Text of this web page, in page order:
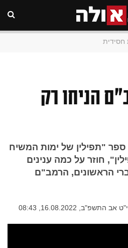
חסידית
הניחו רק
ספר "תפילין של ימות המשיח
חוזר על כמה ענינים
הראשונים, הרמב"ם
י"ט אב התשפ"ב, 16.08.2022, 08:43